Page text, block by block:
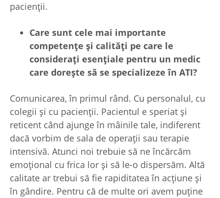
pacienții.
Care sunt cele mai importante
competențe și calități pe care le
considerați esențiale pentru un medic
care dorește să se specializeze în ATI?
Comunicarea, în primul rând. Cu personalul, cu
colegii și cu pacienții. Pacientul e speriat și
reticent când ajunge în mâinile tale, indiferent
dacă vorbim de sala de operații sau terapie
intensivă. Atunci noi trebuie să ne încărcăm
emoțional cu frica lor și să le-o dispersăm. Altă
calitate ar trebui să fie rapiditatea în acțiune și
în gândire. Pentru că de multe ori avem puține